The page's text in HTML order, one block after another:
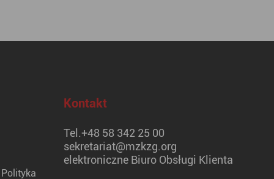
Kontakt
Tel.+48 58 342 25 00
sekretariat@mzkzg.org
elektroniczne Biuro Obsługi Klienta